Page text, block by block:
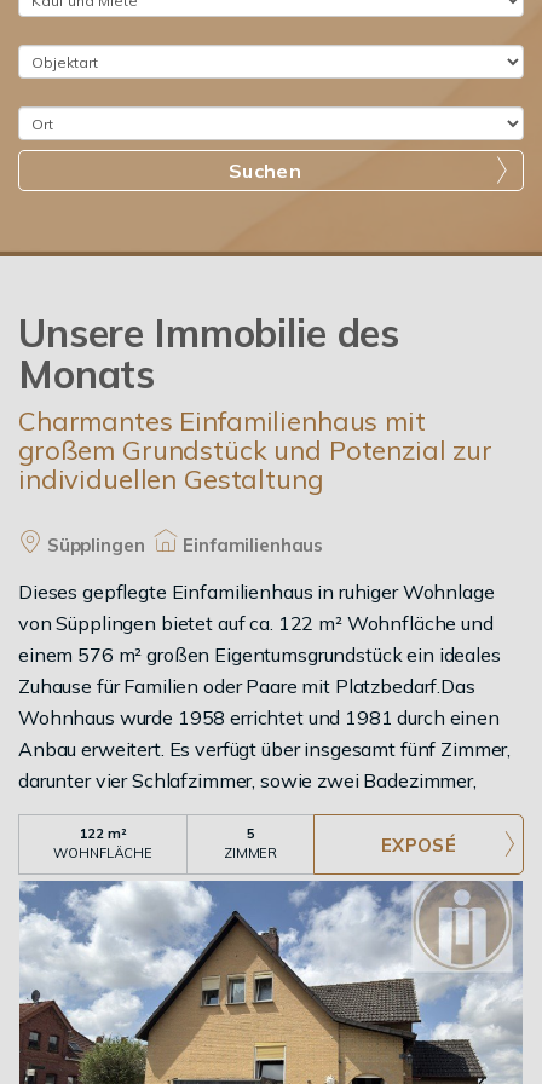
350 EUR vermietet.Technisch überzeugt das Haus mit
umweltfreundlichen Solaranlage zur
Warmwasserbereitung aus 2021. Fenstererneuerungen in
den Jahren 2014 und 2016 sorgen zusätzlich für
Angebot durch zwei Einzelgaragen mit Sektionaltoren,
für vielfältige Nutzungsideen bietet. Die ruhige Lage
Suchen
Unsere Immobilie des
Monats
Charmantes Einfamilienhaus mit
großem Grundstück und Potenzial zur
individuellen Gestaltung
Süpplingen Einfamilienhaus
Dieses gepflegte Einfamilienhaus in ruhiger Wohnlage
von Süpplingen bietet auf ca. 122 m² Wohnfläche und
einem 576 m² großen Eigentumsgrundstück ein ideales
Zuhause für Familien oder Paare mit Platzbedarf.Das
Wohnhaus wurde 1958 errichtet und 1981 durch einen
Anbau erweitert. Es verfügt über insgesamt fünf Zimmer,
darunter vier Schlafzimmer, sowie zwei Badezimmer,
wodurch ausreichend Platz für die ganze Familie oder ein
Homeoffice geboten wird.Die Immobilie befindet sich in
einem gepflegten Zustand und wurde fortlaufend instand
gehalten. So wurde die Terrasse im Jahr 2023 vollständig
erneuert und lädt zu gemütlichen Stunden im Freien ein.
Das Haus ist voll unterkellert und bietet dadurch
großzügige Nutz- und Abstellflächen. Beheizt wird die
Immobilie über eine Ölheizung. Die Anschlüsse für eine
Gasheizung sind bereits vorhanden, sodass eine spätere
122 m²
WOHNFLÄCHE
5
ZIMMER